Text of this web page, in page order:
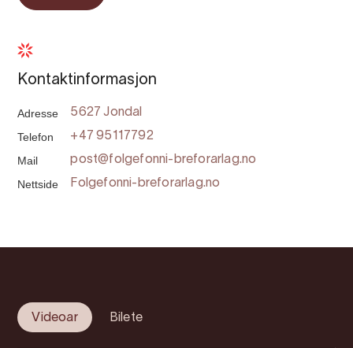
Kontaktinformasjon
Adresse 5627 Jondal
Telefon +47 95117792
Mail post@folgefonni-breforarlag.no
Nettside Folgefonni-breforarlag.no
Videoar Bilete